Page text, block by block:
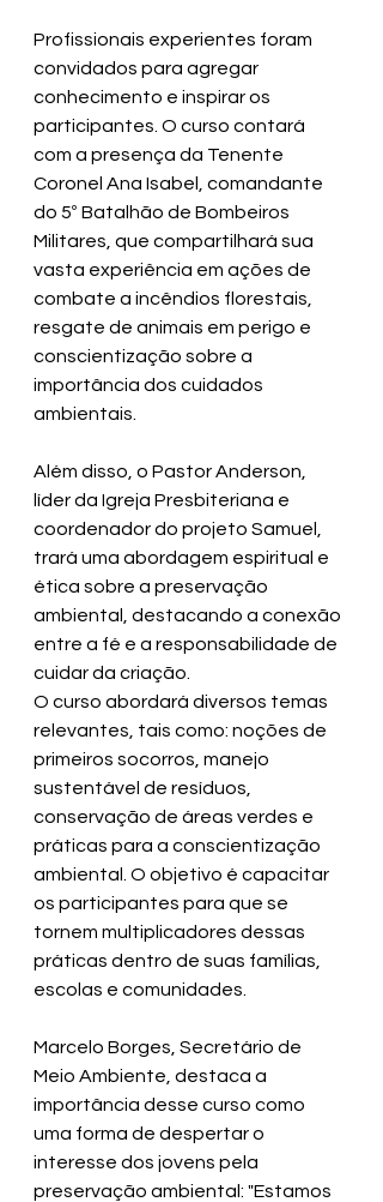
Profissionais experientes foram
convidados para agregar
conhecimento e inspirar os
participantes. O curso contará
com a presença da Tenente
Coronel Ana Isabel, comandante
do 5º Batalhão de Bombeiros
Militares, que compartilhará sua
vasta experiência em ações de
combate a incêndios florestais,
resgate de animais em perigo e
conscientização sobre a
importância dos cuidados
ambientais.
Além disso, o Pastor Anderson,
líder da Igreja Presbiteriana e
coordenador do projeto Samuel,
trará uma abordagem espiritual e
ética sobre a preservação
ambiental, destacando a conexão
entre a fé e a responsabilidade de
cuidar da criação.
O curso abordará diversos temas
relevantes, tais como: noções de
primeiros socorros, manejo
sustentável de resíduos,
conservação de áreas verdes e
práticas para a conscientização
ambiental. O objetivo é capacitar
os participantes para que se
tornem multiplicadores dessas
práticas dentro de suas famílias,
escolas e comunidades.
Marcelo Borges, Secretário de
Meio Ambiente, destaca a
importância desse curso como
uma forma de despertar o
interesse dos jovens pela
preservação ambiental: "Estamos